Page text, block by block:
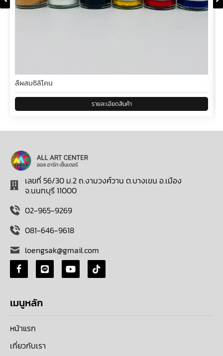
สีผสมซิลิโคน
เลขที่ 56/30 ม.2 ถ.งามวงศ์วาน ต.บางเขน อ.เมือง
จ.นนทบุรี 11000
02-965-9269
081-646-9618
loengsak@gmail.com
เมนูหลัก
หน้าแรก
เกี่ยวกับเรา